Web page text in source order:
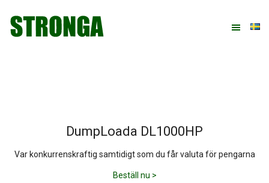
huvudnavigering
huvudinnehåll
sidfot
DumpLoada DL1000HP
Var konkurrenskraftig samtidigt som du får valuta för pengarna
Beställ nu >